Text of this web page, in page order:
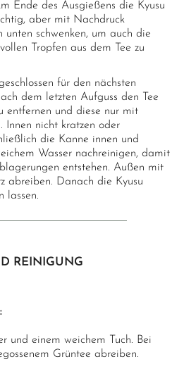
Ende des Ausgießens die Kyusu
aber mit Nachdruck
schwenken, um auch die
Tropfen aus dem Tee zu
für den nächsten
dem letzten Aufguss den Tee
entfernen und diese nur mit
Innen nicht kratzen oder
die Kanne innen und
Wasser nachreinigen, damit
entstehen. Außen mit
abreiben. Danach die Kyusu
lassen.
REINIGUNG
und einem weichem Tuch. Bei
Grüntee abreiben.